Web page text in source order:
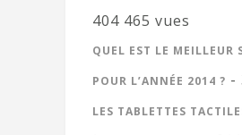
404 465 vues
QUEL EST LE MEILLEUR
POUR L’ANNÉE 2014 ? -
LES TABLETTES